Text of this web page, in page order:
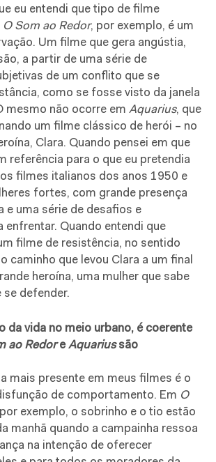
eu entendi que tipo de filme
O Som ao Redor, por exemplo, é um
Um filme que gera angústia,
a partir de uma série de
de um conflito que se
como se fosse visto da janela
mesmo não ocorre em Aquarius, que
um filme clássico de herói – no
Clara. Quando pensei em que
referência para o que eu pretendia
filmes italianos dos anos 1950 e
fortes, com grande presença
e uma série de desafios e
enfrentar. Quando entendi que
filme de resistência, no sentido
caminho que levou Clara a um final
heroína, uma mulher que sabe
se defender.
da vida no meio urbano, é coerente
ao RedoreAquariussão
mais presente em meus filmes é o
de comportamento. Em O
exemplo, o sobrinho e o tio estão
manhã quando a campainha ressoa
na intenção de oferecer